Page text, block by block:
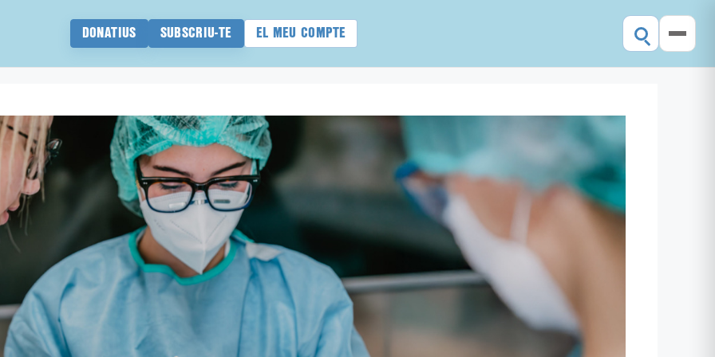
DONATIUS SUBSCRIU-TE EL MEU COMPTE